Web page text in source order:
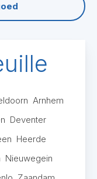
Arnhem
Deventer
Heerde
Nieuwegein